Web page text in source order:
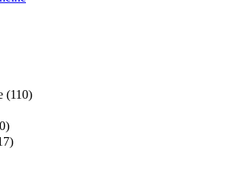
(110)